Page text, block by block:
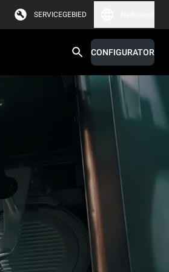
SERVICEGEBIED
CONFIGURATOR